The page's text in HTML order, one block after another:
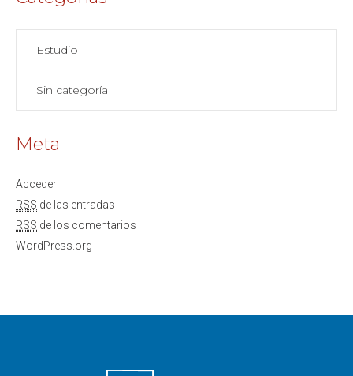
Estudio
Sin categoría
Meta
Acceder
RSS de las entradas
RSS de los comentarios
WordPress.org